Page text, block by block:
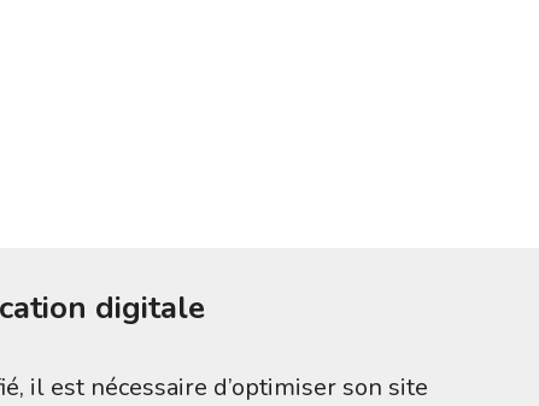
digitale
il est nécessaire d’optimiser son site